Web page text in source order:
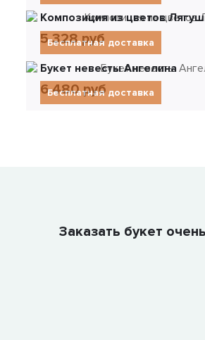
Бесплатная доставка
Композиция из цветов
5 328 руб
Бесплатная доставка
Букет невесты Ангелина
6 480 руб
Заказать букет